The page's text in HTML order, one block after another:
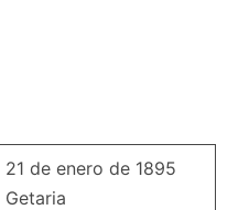
21 de enero de 1895
Getaria